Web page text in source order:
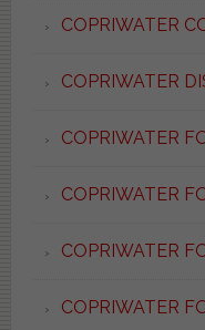
COPRIWATER
COPRIWATER
COPRIWATER
COPRIWATER
COPRIWATER
COPRIWATER